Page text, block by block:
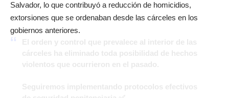
Salvador, lo que contribuyó a reducción de homicidios,
extorsiones que se ordenaban desde las cárceles en los
gobiernos anteriores.